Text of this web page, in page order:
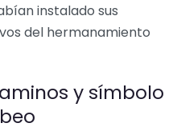
instalado sus
del hermanamiento
y símbolo